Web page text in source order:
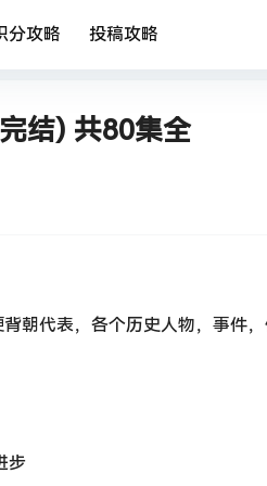
分攻略 投稿攻略
结) 共80集全
朝代表，各个历史人物，事件
步